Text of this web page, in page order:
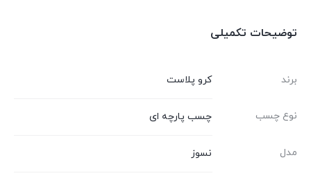
توضیحات تکمیلی
برند کرو پلاست
نوع چسب چسب پارچه ای
مدل نسوز